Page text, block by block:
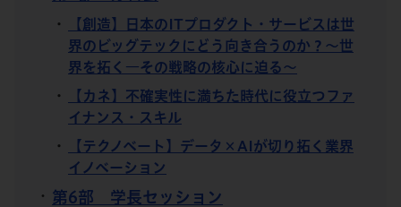
【創造】日本のITプロダクト・サービスは世
界のビッグテックにどう向き合うのか？～世
界を拓く―その戦略の核心に迫る～
【カネ】不確実性に満ちた時代に役立つファ
イナンス・スキル
【テクノベート】データ×AIが切り拓く業界
イノベーション
第6部 学長セッション